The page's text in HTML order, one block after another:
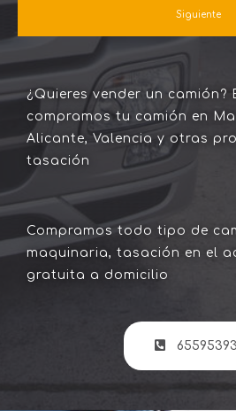
Siguiente
¿Quieres vender un camión?
compramos tu camión en
Alicante, Valencia y otras
tasación
Compramos todo tipo de
maquinaria, tasación en el
gratuita a domicilio